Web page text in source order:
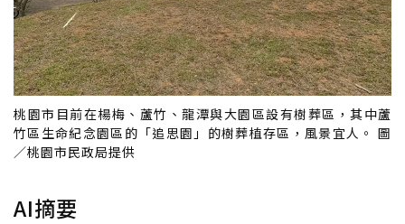
桃園市目前在楊梅、蘆竹、龍潭與大園區設有樹葬區，其中蘆
竹區生命紀念園區的「追思園」的樹葬植存區，風景宜人。 圖
／桃園市民政局提供
AI摘要